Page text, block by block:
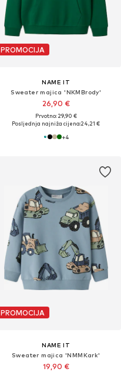
PROMOCIJA
NAME IT
Sweater majica 'NKMBrody'
26,90 €
Prvotno: 29,90 €
Posljednja najniža cijena:24,21 €
+4
PROMOCIJA
NAME IT
Sweater majica 'NMMKark'
19,90 €